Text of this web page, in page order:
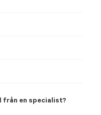
från en specialist?